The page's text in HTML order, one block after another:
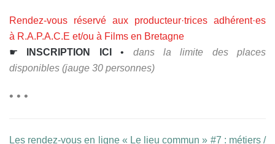
Rendez-vous réservé aux producteur·trices adhérent·es
à R.A.P.A.C.E et/ou à Films en Bretagne
☛ INSCRIPTION ICI • dans la limite des places
disponibles (jauge 30 personnes)
• • •
Les rendez-vous en ligne « Le lieu commun » #7 : métiers /